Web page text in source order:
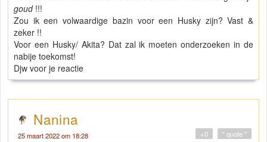
goud!!!
Zou ik een volwaardige bazin voor een Husky zijn? Vast &
zeker !!
Voor een Husky/ Akita? Dat zal ik moeten onderzoeken in de
nabije toekomst!
Djw voor je reactie
Nanina
25 maart 2022 om 18:28 " quote "
+0